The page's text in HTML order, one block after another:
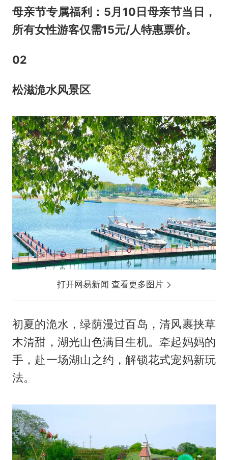
母亲节专属福利：5月10日母亲节当日，
所有女性游客仅需15元/人特惠票价。
02
松滋洈水风景区
打开网易新闻 查看更多图片
初夏的洈水，绿荫漫过百岛，清风裹挟草
木清甜，湖光山色满目生机。牵起妈妈的
手，赴一场湖山之约，解锁花式宠妈新玩
法。